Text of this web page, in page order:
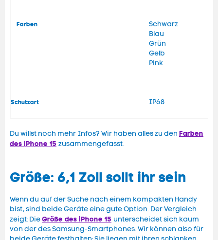
Farben
Schwarz
Blau
Grün
Gelb
Pink
Schutzart IP68
Du willst noch mehr Infos? Wir haben alles zu den Farben
des iPhone 15 zusammengefasst.
Größe: 6,1 Zoll sollt ihr sein
Wenn du auf der Suche nach einem kompakten Handy
bist, sind beide Geräte eine gute Option. Der Vergleich
zeigt: DieGröße des iPhone 15 unterscheidet sich kaum
von der des Samsung-Smartphones. Wir können also für